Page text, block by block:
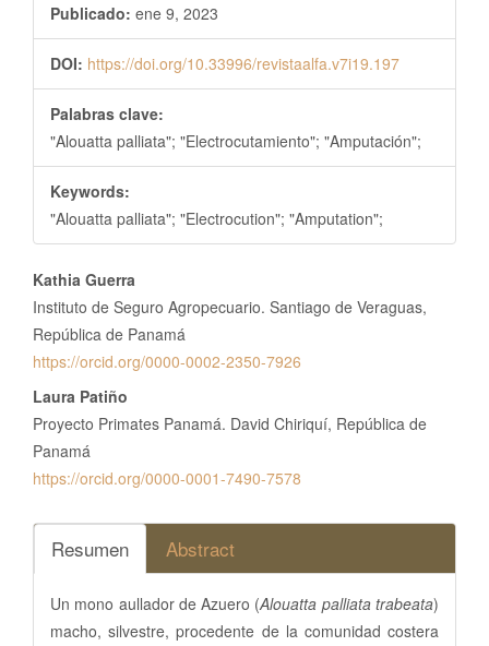
Publicado: ene 9, 2023
DOI: https://doi.org/10.33996/revistaalfa.v7i19.197
Palabras clave:
"Alouatta palliata"; "Electrocutamiento"; "Amputación";
Keywords:
"Alouatta palliata"; "Electrocution"; "Amputation";
Contenido
principal
del
artículo
Kathia Guerra
Instituto de Seguro Agropecuario. Santiago de Veraguas,
República de Panamá
https://orcid.org/0000-0002-2350-7926
Laura Patiño
Proyecto Primates Panamá. David Chiriquí, República de
Panamá
https://orcid.org/0000-0001-7490-7578
Resumen Abstract
Un mono aullador de Azuero (Alouatta palliata trabeata)
macho, silvestre, procedente de la comunidad costera